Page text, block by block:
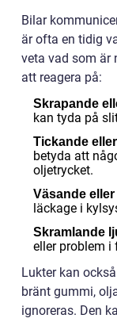
Bilar
är ofta en tidig
veta vad som är
att reagera på:
Skrapande
kan tyda på
Tickande
betyda att
oljetrycket.
Väsande
läckage i
Skramlande
eller problem i
Lukter kan
bränt gummi,
ignoreras. Den